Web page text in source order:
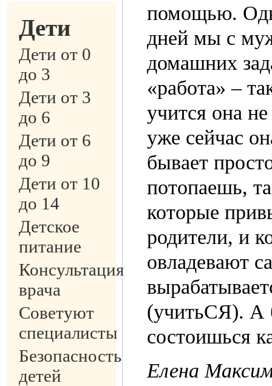
Дети
Дети от 0
до 3
Дети от 3
до 6
Дети от 6
до 9
Дети от 10
до 14
Детское
питание
Консультация
врача
Советуют
специалисты
Безопасность
детей
помощью.
дней мы с
домашних
«работа» –
учится она
уже сейчас
бывает
потопаешь,
которые
родители, и
овладевают
(учитьСЯ). А
состоишься
Елена